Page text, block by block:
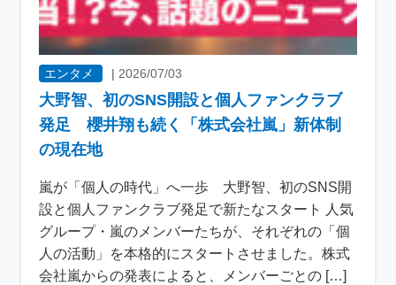
エンタメ | 2026/07/03
大野智、初のSNS開設と個人ファンクラブ
発足 櫻井翔も続く「株式会社嵐」新体制
の現在地
嵐が「個人の時代」へ一歩 大野智、初のSNS開
設と個人ファンクラブ発足で新たなスタート 人気
グループ・嵐のメンバーたちが、それぞれの「個
人の活動」を本格的にスタートさせました。株式
会社嵐からの発表によると、メンバーごとの […]